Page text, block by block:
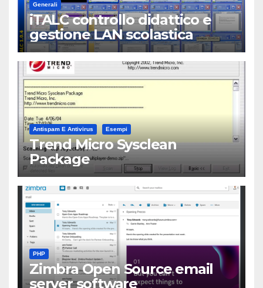
Generali
iTALC controllo didattico e
gestione LAN scolastica
Antispam E Antivirus Esempi
Trend Micro Sysclean
Package
PHP
Zimbra Open Source email
server software